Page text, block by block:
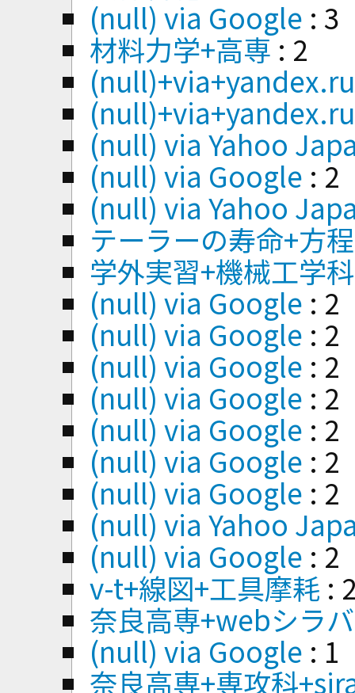
(null) via Google : 3
材料力学+高専: 2
(null) via Yahoo
(null) via Google : 2
(null) via Yahoo
テーラーの寿命+方
学外実習+機械工学
(null) via Google : 2
(null) via Google : 2
(null) via Google : 2
(null) via Google : 2
(null) via Google : 2
(null) via Google : 2
(null) via Google : 2
(null) via Yahoo
(null) via Google : 2
v-t+線図+工具摩耗 :
奈良高専+webシラ
(null) via Google : 1
奈良高専+専攻科